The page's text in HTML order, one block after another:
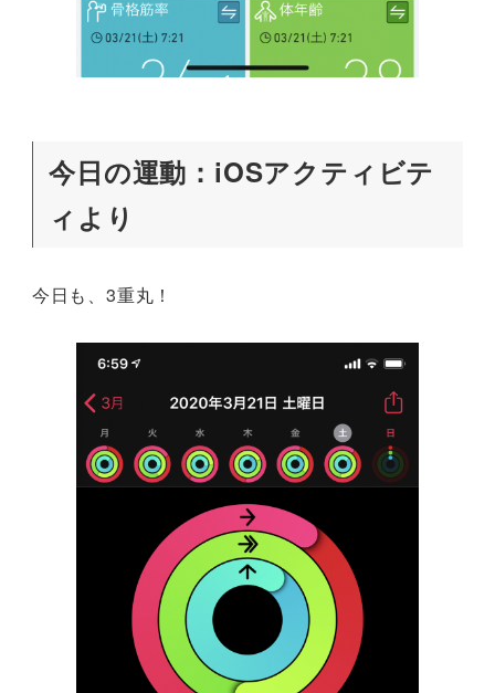
今日の運動：iOSアクティビテ
ィより
今日も、3重丸！